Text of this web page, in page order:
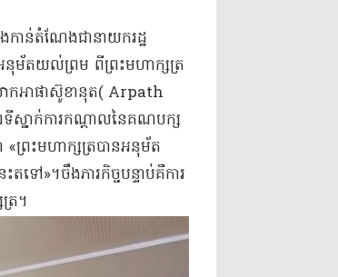
ាន់តំណែងជានាយករដ្ឋ
នុម័តយល់ព្រម ពីព្រះមហាក្សត្រ
ោកអាផា​ស៊ូខានុត( Arpath
ស្នាក់ការកណ្ដាលនៃគណបក្ស
ព្រះមហាក្សត្របានអនុម័ត
ៅ»។ចឹងភារកិច្ចបន្ទាប់គឺការ
រ។